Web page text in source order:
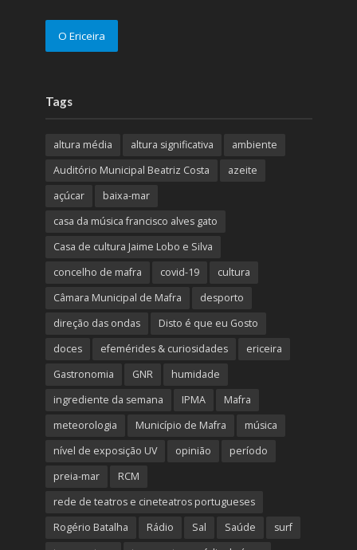
O Ericeira
Tags
altura média altura significativa
ambiente
Auditório Municipal Beatriz Costa
azeite
açúcar
baixa-mar
casa da música francisco alves gato
Casa de cultura Jaime Lobo e Silva
concelho de mafra
covid-19
cultura
Câmara Municipal de Mafra
desporto
direção das ondas
Disto é que eu Gosto
doces
efemérides & curiosidades
ericeira
Gastronomia
GNR
humidade
ingrediente da semana
IPMA
Mafra
meteorologia
Município de Mafra
música
nível de exposição UV
opinião
período
preia-mar
RCM
rede de teatros e cineteatros portugueses
Rogério Batalha
Rádio Sal Saúde
surf